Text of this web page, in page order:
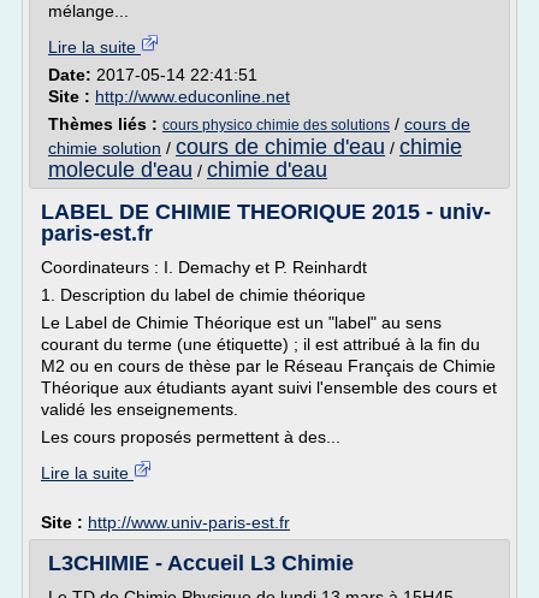
mélange...
Lire la suite
Date: 2017-05-14 22:41:51
Site : http://www.educonline.net
Thèmes liés : cours physico chimie des solutions / cours de
chimie solution / cours de chimie d'eau / chimie
molecule d'eau / chimie d'eau
LABEL DE CHIMIE THEORIQUE 2015 - univ-
paris-est.fr
Coordinateurs : I. Demachy et P. Reinhardt
1. Description du label de chimie théorique
Le Label de Chimie Théorique est un "label" au sens
courant du terme (une étiquette) ; il est attribué à la fin du
M2 ou en cours de thèse par le Réseau Français de Chimie
Théorique aux étudiants ayant suivi l'ensemble des cours et
validé les enseignements.
Les cours proposés permettent à des...
Lire la suite
Site : http://www.univ-paris-est.fr
L3CHIMIE - Accueil L3 Chimie